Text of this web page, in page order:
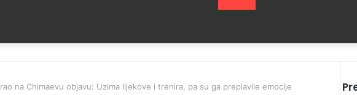
na Chimaevu objavu: Uzima lijekove i trenira, pa su ga preplavile emocije